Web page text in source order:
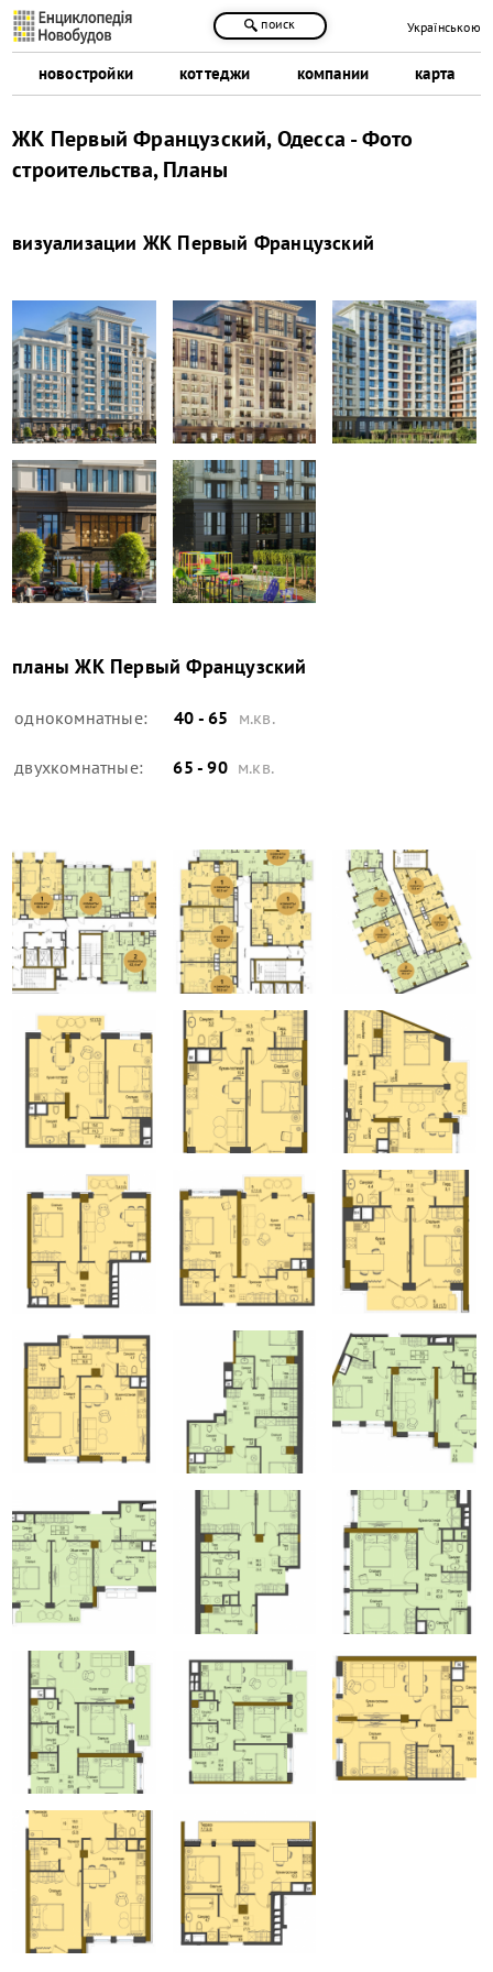
новостройки коттеджи компании карта
поиск Українською
ЖК Первый Французский, Одесса - Фото
строительства, Планы
визуализации ЖК Первый Французский
планыЖК Первый Французский
однокомнатные: 40 - 65 м.кв.
двухкомнатные: 65 - 90 м.кв.